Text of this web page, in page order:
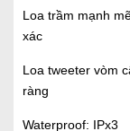
Loa trầm mạnh
xác
Loa tweeter vòm
ràng
Waterproof: IPx3